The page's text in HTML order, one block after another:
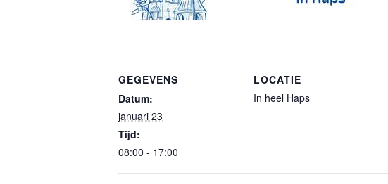
GEGEVENS
Datum:
januari 23
Tijd:
08:00 - 17:00
LOCATIE
In heel Haps